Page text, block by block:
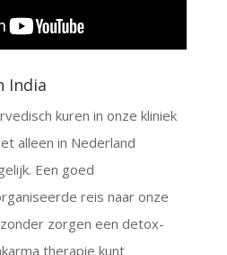
India
kuren in onze kliniek
alleen in Nederland
Een goed
reis naar onze
zorgen een detox-
therapie kunt